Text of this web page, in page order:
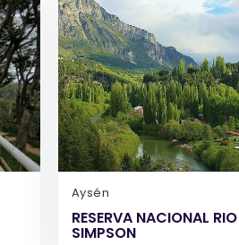
Aysén
RESERVA NACIONAL RIO
SIMPSON